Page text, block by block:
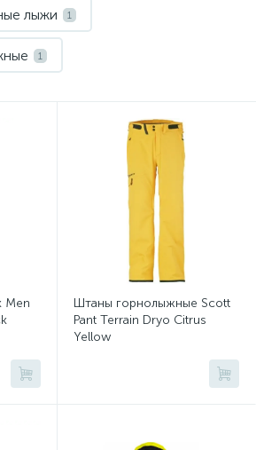
лыжи 1
1
Термобелье
Штаны горнолыжные
Men
Штаны горнолыжные Scott
Pant Terrain Dryo Citrus
Yellow